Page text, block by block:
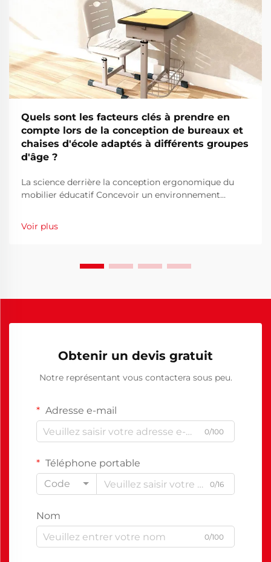
Quels sont les facteurs clés à prendre en
compte lors de la conception de bureaux et
chaises d'école adaptés à différents groupes
d'âge ?
La science derrière la conception ergonomique du
mobilier éducatif Concevoir un environnement
conception réfléchie du mobilier scolaire. Le mobilier
utilisé quotidiennement par les élèves joue un rôle
Voir plus
Obtenir un devis gratuit
Notre représentant vous contactera sous peu.
Adresse e-mail
0/100
Téléphone portable
Code
0/16
Nom
0/100